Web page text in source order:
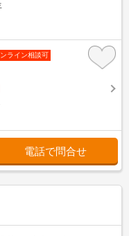
ライン相談可
電話で問合せ